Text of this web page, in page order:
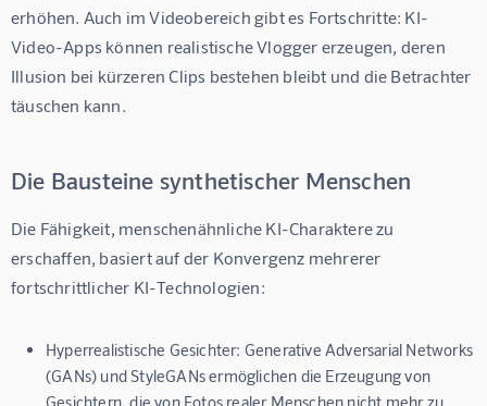
erhöhen. Auch im Videobereich gibt es Fortschritte: KI-
Video-Apps können realistische Vlogger erzeugen, deren
Illusion bei kürzeren Clips bestehen bleibt und die Betrachter
täuschen kann.
Die Bausteine synthetischer Menschen
Die Fähigkeit, menschenähnliche KI-Charaktere zu
erschaffen, basiert auf der Konvergenz mehrerer
fortschrittlicher KI-Technologien:
Hyperrealistische Gesichter: Generative Adversarial Networks
(GANs) und StyleGANs ermöglichen die Erzeugung von
Gesichtern, die von Fotos realer Menschen nicht mehr zu